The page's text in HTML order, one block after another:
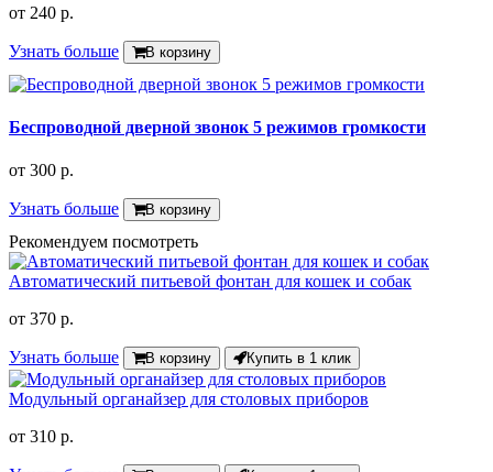
от 240 р.
Узнать больше В корзину
Беспроводной дверной звонок 5 режимов громкости
от 300 р.
Узнать больше В корзину
Рекомендуем посмотреть
Автоматический питьевой фонтан для кошек и собак
от 370 р.
Узнать больше В корзину Купить в 1 клик
Модульный органайзер для столовых приборов
от 310 р.